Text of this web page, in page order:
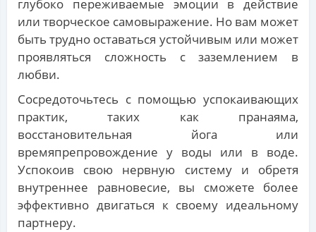
глубоко переживаемые эмоции в действие
или творческое самовыражение. Но вам может
быть трудно оставаться устойчивым или может
проявляться сложность с заземлением в
любви.
Сосредоточьтесь с помощью успокаивающих
практик, таких как пранаяма,
восстановительная йога или
времяпрепровождение у воды или в воде.
Успокоив свою нервную систему и обретя
внутреннее равновесие, вы сможете более
эффективно двигаться к своему идеальному
партнеру.